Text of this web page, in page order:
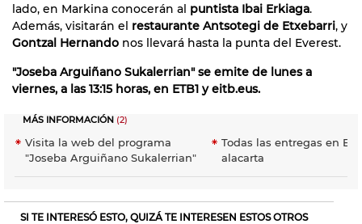
lado, en Markina conocerán al puntista Ibai Erkiaga.
Además, visitarán el restaurante Antsotegi de Etxebarri, y
Gontzal Hernando nos llevará hasta la punta del Everest.
"Joseba Arguiñano Sukalerrian" se emite de lunes a
viernes, a las 13:15 horas, en ETB1 y eitb.eus.
MÁS INFORMACIÓN (2)
Visita la web del programa
"Joseba Arguiñano Sukalerrian"
Todas las entregas en
alacarta
SI TE INTERESÓ ESTO, QUIZÁ TE INTERESEN ESTOS OTROS